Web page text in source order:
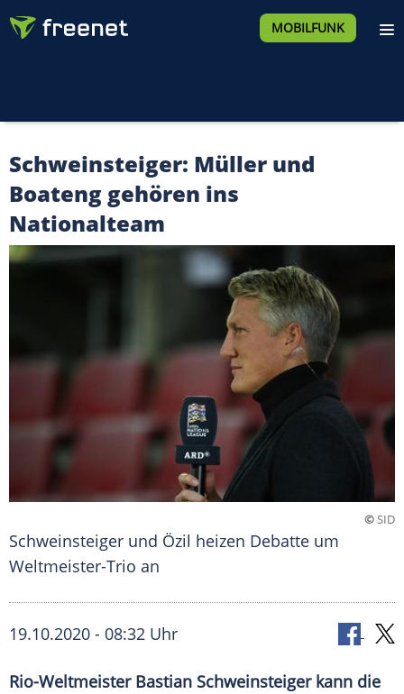
MOBILFUNK
Schweinsteiger: Müller und
Boateng gehören ins
Nationalteam
©SID
Schweinsteiger und Özil heizen Debatte um
Weltmeister-Trio an
19.10.2020 - 08:32 Uhr
Rio-Weltmeister Bastian Schweinsteiger kann die